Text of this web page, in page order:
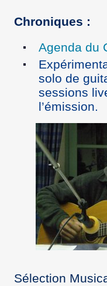
Chroniques :
Agenda du
solo de
sessions
l’émission.
Sélection